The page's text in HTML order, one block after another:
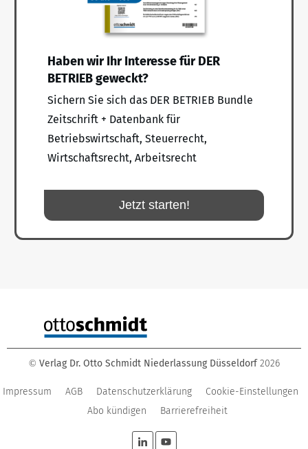
Haben wir Ihr Interesse für DER
BETRIEB geweckt?
Sichern Sie sich das DER BETRIEB Bundle
Zeitschrift + Datenbank für
Betriebswirtschaft, Steuerrecht,
Wirtschaftsrecht, Arbeitsrecht
Jetzt starten!
© Verlag Dr. Otto Schmidt Niederlassung Düsseldorf 2026
Impressum AGB Datenschutzerklärung
Cookie-Einstellungen
Abo kündigen
Barrierefreiheit